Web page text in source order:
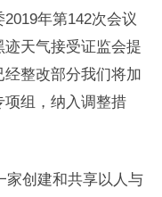
年第142次会议
天气接受证监会提
整改部分我们将加
组，纳入调整措
创建和共享以人与